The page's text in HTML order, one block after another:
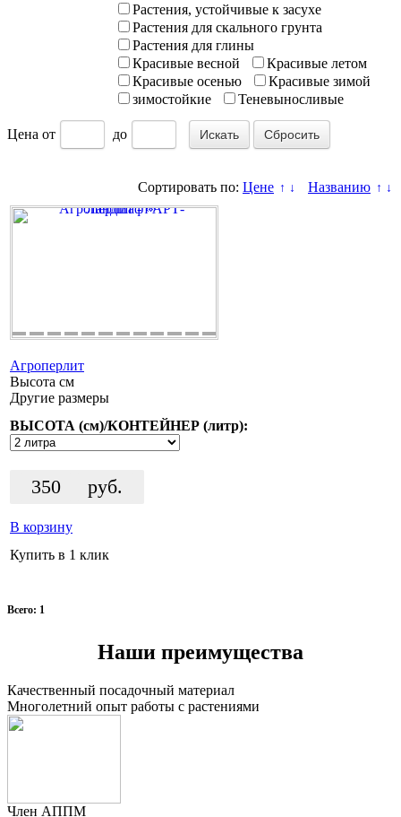
Растения, устойчивые к засухе
Растения для скального грунта
Растения для глины
Красивые весной
Красивые летом
Красивые осенью
Красивые зимой
зимостойкие
Теневыносливые
Цена от до Сбросить
Сортировать по: Цене ↑ ↓ Названию ↑ ↓
Агроперлит
Высота см
Другие размеры
ВЫСОТА (см)/КОНТЕЙНЕР (литр):
350 руб.
В корзину
Купить в 1 клик
Всего: 1
Наши преимущества
Качественный посадочный материал
Многолетний опыт работы с растениями
Член АППМ